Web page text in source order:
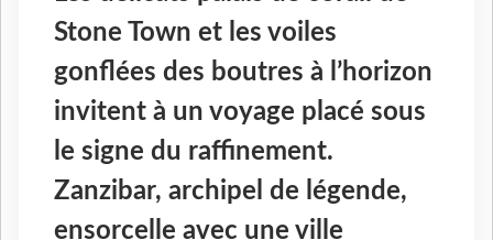
Stone Town et les voiles
gonflées des boutres à l’horizon
invitent à un voyage placé sous
le signe du raffinement.
Zanzibar, archipel de légende,
ensorcelle avec une ville